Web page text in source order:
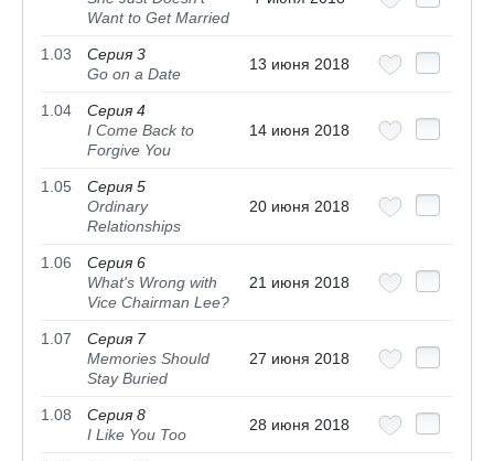
Want to Get Married
1.03
Серия 3
Go on a Date
13 июня 2018
1.04
Серия 4
I Come Back to
Forgive You
14 июня 2018
1.05
Серия 5
Ordinary
Relationships
20 июня 2018
1.06
Серия 6
What's Wrong with
Vice Chairman Lee?
21 июня 2018
1.07
Серия 7
Memories Should
Stay Buried
27 июня 2018
1.08
Серия 8
I Like You Too
28 июня 2018